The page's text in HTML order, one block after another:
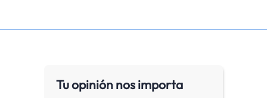
Tu opinión nos importa